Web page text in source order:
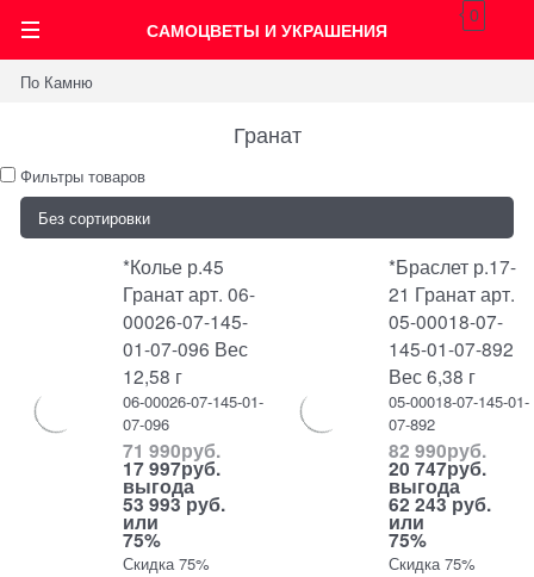
САМОЦВЕТЫ И УКРАШЕНИЯ
0
По Камню
Гранат
Фильтры товаров
*Колье р.45
Гранат арт. 06-
00026-07-145-
01-07-096 Вес
12,58 г
06-00026-07-145-01-
07-096
71 990руб.
17 997руб.
выгода
53 993 руб.
или
75%
Скидка 75%
*Браслет р.17-
21 Гранат арт.
05-00018-07-
145-01-07-892
Вес 6,38 г
05-00018-07-145-01-
07-892
82 990руб.
20 747руб.
выгода
62 243 руб.
или
75%
Скидка 75%